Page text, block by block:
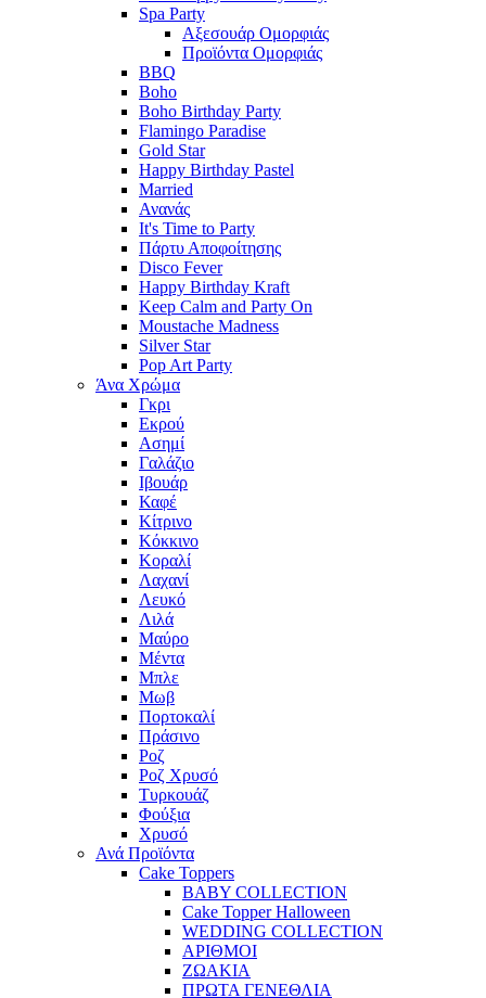
Spa Party
Αξεσουάρ Ομορφιάς
Προϊόντα Ομορφιάς
BBQ
Boho
Boho Birthday Party
Flamingo Paradise
Gold Star
Happy Birthday Pastel
Married
Ανανάς
It's Time to Party
Πάρτυ Αποφοίτησης
Disco Fever
Happy Birthday Kraft
Keep Calm and Party On
Moustache Madness
Silver Star
Pop Art Party
Άνα Χρώμα
Γκρι
Εκρού
Ασημί
Γαλάζιο
Ιβουάρ
Καφέ
Κίτρινο
Κόκκινο
Κοραλί
Λαχανί
Λευκό
Λιλά
Μαύρο
Μέντα
Μπλε
Μωβ
Πορτοκαλί
Πράσινο
Ροζ
Ροζ Χρυσό
Τυρκουάζ
Φούξια
Χρυσό
Ανά Προϊόντα
Cake Toppers
BABY COLLECTION
Cake Topper Halloween
WEDDING COLLECTION
ΑΡΙΘΜΟΙ
ΖΩΑΚΙΑ
ΠΡΩΤΑ ΓΕΝΕΘΛΙΑ